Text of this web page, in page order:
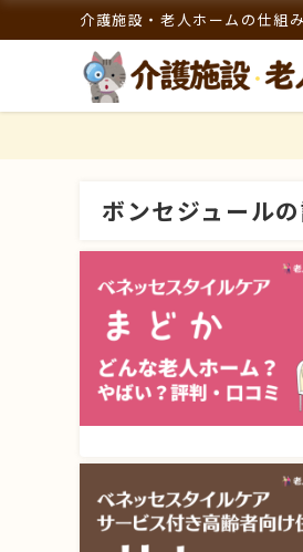
介護施設・老人ホームの仕組
ボンセジュール